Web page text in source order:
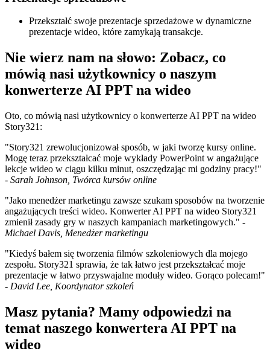
Przekształć swoje prezentacje sprzedażowe w dynamiczne
prezentacje wideo, które zamykają transakcje.
Nie wierz nam na słowo: Zobacz, co
mówią nasi użytkownicy o naszym
konwerterze AI PPT na wideo
Oto, co mówią nasi użytkownicy o konwerterze AI PPT na wideo
Story321:
"Story321 zrewolucjonizował sposób, w jaki tworzę kursy online.
Mogę teraz przekształcać moje wykłady PowerPoint w angażujące
lekcje wideo w ciągu kilku minut, oszczędzając mi godziny pracy!"
- Sarah Johnson, Twórca kursów online
"Jako menedżer marketingu zawsze szukam sposobów na tworzenie
angażujących treści wideo. Konwerter AI PPT na wideo Story321
zmienił zasady gry w naszych kampaniach marketingowych." -
Michael Davis, Menedżer marketingu
"Kiedyś bałem się tworzenia filmów szkoleniowych dla mojego
zespołu. Story321 sprawia, że tak łatwo jest przekształcać moje
prezentacje w łatwo przyswajalne moduły wideo. Gorąco polecam!"
- David Lee, Koordynator szkoleń
Masz pytania? Mamy odpowiedzi na
temat naszego konwertera AI PPT na
wideo